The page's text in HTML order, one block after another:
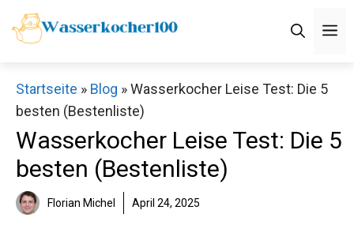
Zum
Inhalt
Startseite » Blog »Wasserkocher Leise Test: Die 5
besten (Bestenliste)
Wasserkocher Leise Test: Die 5
besten (Bestenliste)
Florian Michel April 24, 2025